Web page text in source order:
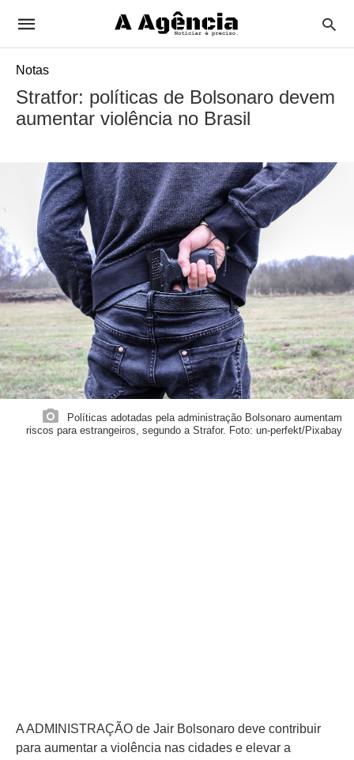
Notas
Stratfor: políticas de Bolsonaro devem
aumentar violência no Brasil
Políticas adotadas pela administração Bolsonaro aumentam
riscos para estrangeiros, segundo a Strafor. Foto: un-perfekt/Pixabay
A ADMINISTRAÇÃO de Jair Bolsonaro deve contribuir
para aumentar a violência nas cidades e elevar a